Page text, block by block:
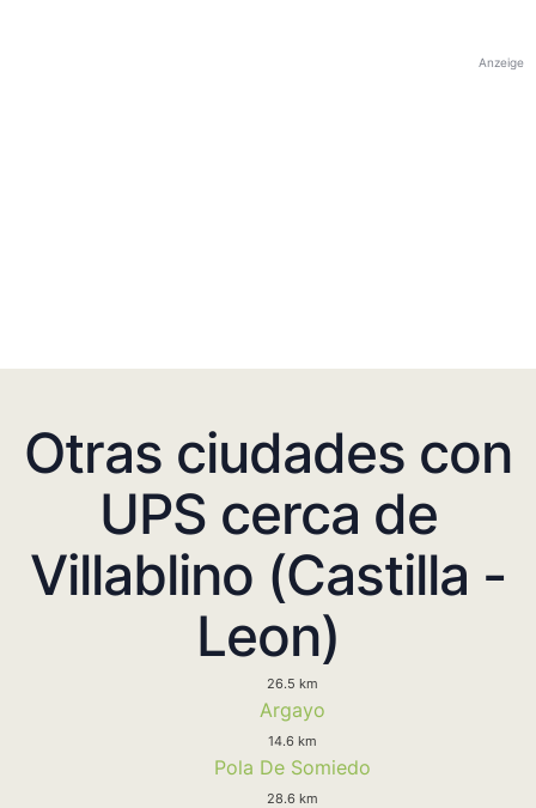
Anzeige
Otras ciudades con
UPS cerca de
Villablino (Castilla -
Leon)
26.5 km
Argayo
14.6 km
Pola De Somiedo
28.6 km